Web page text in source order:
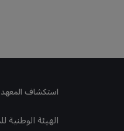
استكشاف المعهد
الهيئة الوطنية